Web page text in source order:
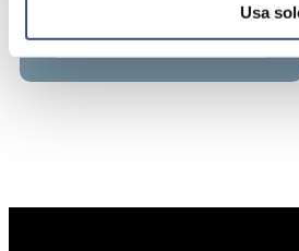
Usa
Centro Medico Cervia